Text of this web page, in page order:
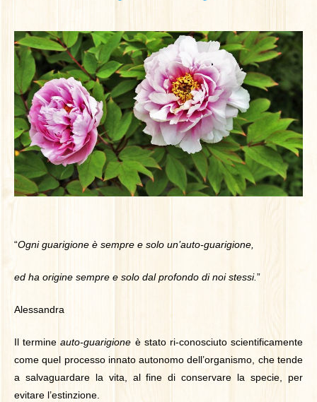
“Ogni guarigione è sempre e solo un’auto-guarigione,
ed ha origine sempre e solo dal profondo di noi stessi.”
Alessandra
Il termineauto-guarigione è stato ri-conosciuto scientificamente
come quel processo innato autonomo dell’organismo, che tende
a salvaguardare la vita, al fine di conservare la specie, per
evitare l’estinzione.